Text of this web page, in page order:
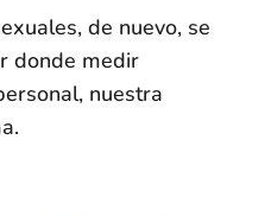
de nuevo, se
donde medir
nuestra